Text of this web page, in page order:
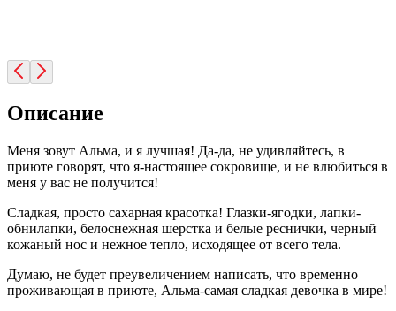
Описание
Меня зовут Альма, и я лучшая! Да-да, не удивляйтесь, в
приюте говорят, что я-настоящее сокровище, и не влюбиться в
меня у вас не получится!
Сладкая, просто сахарная красотка! Глазки-ягодки, лапки-
обнилапки, белоснежная шерстка и белые реснички, черный
кожаный нос и нежное тепло, исходящее от всего тела.
Думаю, не будет преувеличением написать, что временно
проживающая в приюте, Альма-самая сладкая девочка в мире!